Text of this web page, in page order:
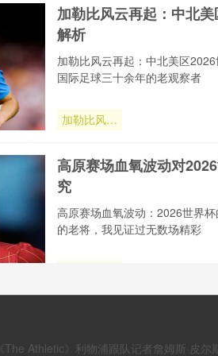
读：半自动
系统帧率实
辑全解析”
加勒比风云再起：中北
解析
加勒比风云再起：中北美区
国际足球三十余年的老观察者
加勒比风云
再起：中北
世界杯席位
博弈与出线
高原赛场血氧波动对
究
高原赛场血氧波动：2026世界
的老将，我见证过无数场精彩
《The Athletic》利物浦跟队记者詹姆斯·皮